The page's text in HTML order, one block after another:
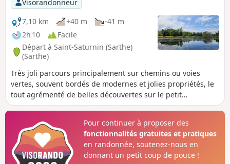
campagne, d'un terrain d'aviation américain.
Visorandonneur
7,10 km
+40 m
-41 m
2h 10
Facile
Départ à Saint-Saturnin (Sarthe)
(Sarthe)
Très joli parcours principalement sur chemins ou voies
vertes, souvent bordés de modernes et jolies propriétés, le
tout agrémenté de belles découvertes sur le petit
patrimoine industriel, technologique et rural. A voir : la
cimetière, le vieux puits, mares et étang, le kiosque avec un
ancien mécanisme d'éolienne Bollée, le calvaire et le four à
chanvre.
Pour continuer à proposer des
fonctionnalités gratuites et pratiques
en randonnée, soutenez-nous en
donnant un petit coup de pouce !